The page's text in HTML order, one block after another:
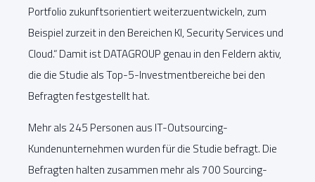
Portfolio zukunftsorientiert weiterzuentwickeln, zum
Beispiel zurzeit in den Bereichen KI, Security Services und
Cloud.“ Damit ist DATAGROUP genau in den Feldern aktiv,
die die Studie als Top-5-Investmentbereiche bei den
Befragten festgestellt hat.
Mehr als 245 Personen aus IT-Outsourcing-
Kundenunternehmen wurden für die Studie befragt. Die
Befragten halten zusammen mehr als 700 Sourcing-